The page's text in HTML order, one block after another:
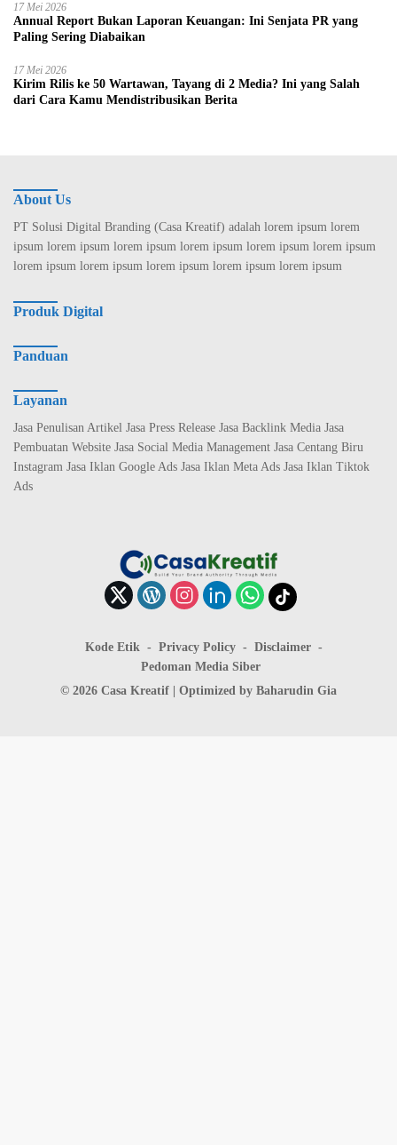
17 Mei 2026
Annual Report Bukan Laporan Keuangan: Ini Senjata PR yang
Paling Sering Diabaikan
17 Mei 2026
Kirim Rilis ke 50 Wartawan, Tayang di 2 Media? Ini yang Salah
dari Cara Kamu Mendistribusikan Berita
About Us
PT Solusi Digital Branding (Casa Kreatif) adalah lorem ipsum lorem
ipsum lorem ipsum lorem ipsum lorem ipsum lorem ipsum lorem ipsum
lorem ipsum lorem ipsum lorem ipsum lorem ipsum lorem ipsum
Produk Digital
Panduan
Layanan
Jasa Penulisan Artikel Jasa Press Release Jasa Backlink Media Jasa
Pembuatan Website Jasa Social Media Management Jasa Centang Biru
Instagram Jasa Iklan Google Ads Jasa Iklan Meta Ads Jasa Iklan Tiktok
Ads
Kode Etik Privacy Policy
Disclaimer
Pedoman Media Siber
© 2026 Casa Kreatif | Optimized by Baharudin Gia